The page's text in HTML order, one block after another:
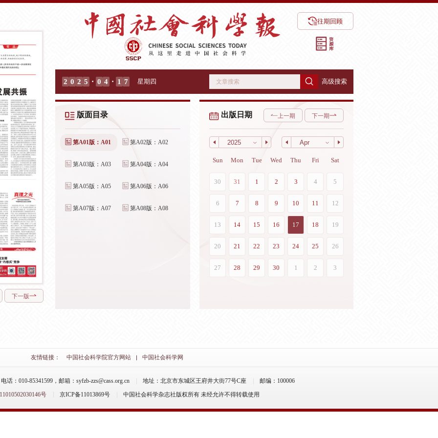
下一版
往期回顾
2 0 2 5 · 0 4 · 1 7 星期四 高级搜索
版面目录
第A01版：A01 第A02版：A02
第A03版：A03 第A04版：A04
第A05版：A05 第A06版：A06
第A07版：A07 第A08版：A08
出版日期 上一期 下一期
友情链接： 中国社会科学院官方网站 中国社会科学网
：010-85341599，邮箱：syfzb-zzs@cass.org.cn 地址：北京市东城区王府井大街77号C座
邮编：100006
号
京ICP备11013869号 中国社会科学杂志社版权所有 未经允许不得转载使用